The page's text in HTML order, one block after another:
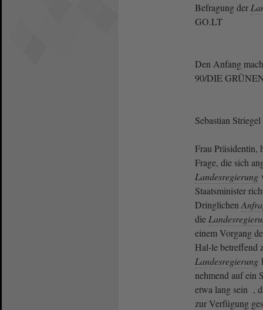
Befragung der
GO.LT
Den Anfang
90/DIE
Sebastian
Frau Präsidentin,
Frage, die sich
Landesregierung
Staatsminister
Dringlichen
die
einem Vorgang
Hal-le betreffend
Landesregierung
nehmend auf ein
etwa lang sein ,
zur Verfügung